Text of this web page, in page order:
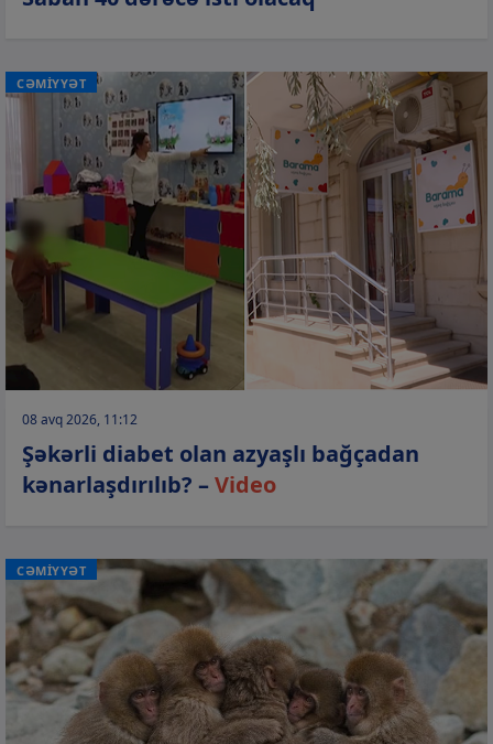
CƏMİYYƏT
08 avq 2026, 11:12
Şəkərli diabet olan azyaşlı bağçadan
kənarlaşdırılıb? –Video
CƏMİYYƏT